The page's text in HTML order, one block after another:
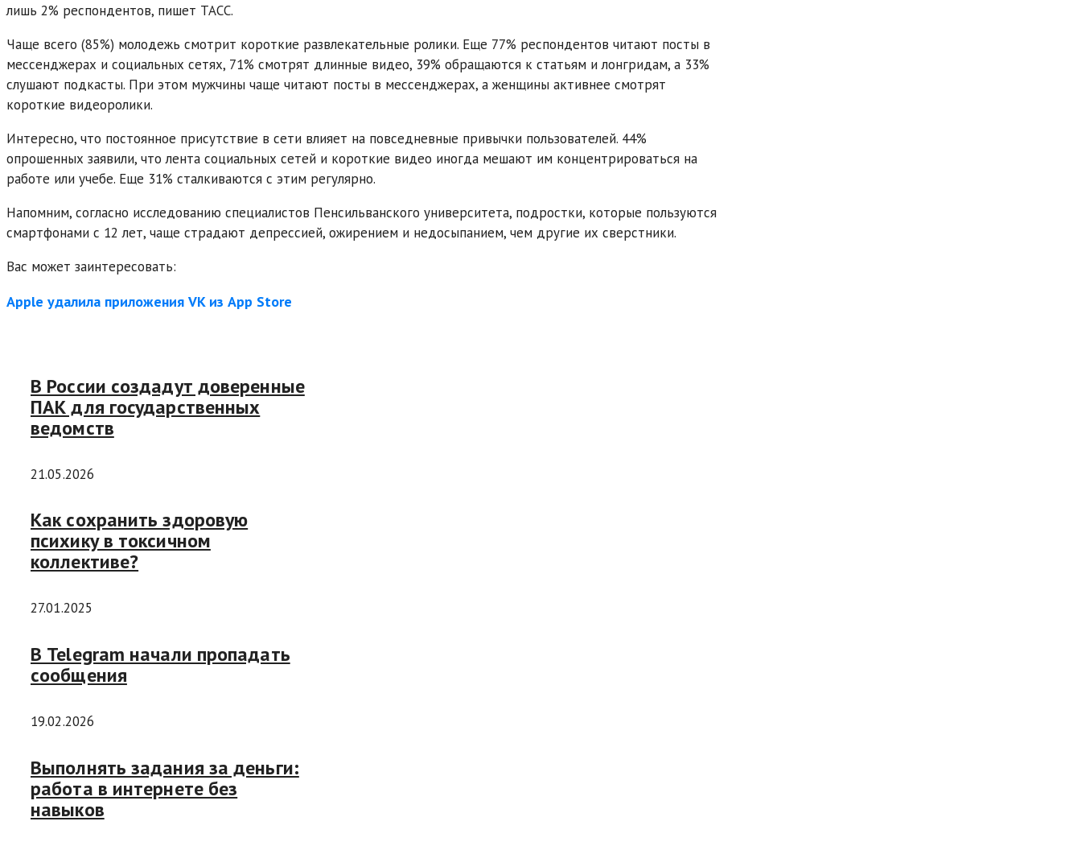
лишь 2% респондентов, пишет ТАСС.
Чаще всего (85%) молодежь смотрит короткие развлекательные ролики. Еще 77% респондентов читают посты в
мессенджерах и социальных сетях, 71% смотрят длинные видео, 39% обращаются к статьям и лонгридам, а 33%
слушают подкасты. При этом мужчины чаще читают посты в мессенджерах, а женщины активнее смотрят
короткие видеоролики.
Интересно, что постоянное присутствие в сети влияет на повседневные привычки пользователей. 44%
опрошенных заявили, что лента социальных сетей и короткие видео иногда мешают им концентрироваться на
работе или учебе. Еще 31% сталкиваются с этим регулярно.
Напомним, согласно исследованию специалистов Пенсильванского университета, подростки, которые пользуются
смартфонами с 12 лет, чаще страдают депрессией, ожирением и недосыпанием, чем другие их сверстники.
Вас может заинтересовать:
Apple удалила приложения VK из App Store
В России создадут доверенные
ПАК для государственных
ведомств
21.05.2026
Как сохранить здоровую
психику в токсичном
коллективе?
27.01.2025
В Telegram начали пропадать
сообщения
19.02.2026
Выполнять задания за деньги:
работа в интернете без
навыков